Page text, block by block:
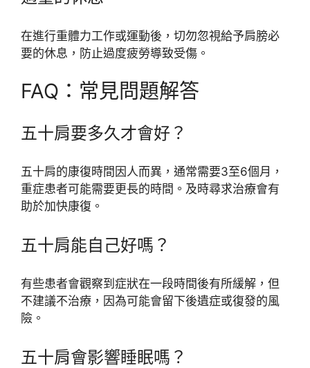
在進行重體力工作或運動後，切勿忽視給予肩膀必
要的休息，防止過度疲勞導致受傷。
FAQ：常見問題解答
五十肩要多久才會好？
五十肩的康復時間因人而異，通常需要3至6個月，
重症患者可能需要更長的時間。及時尋求治療會有
助於加快康復。
五十肩能自己好嗎？
有些患者會觀察到症狀在一段時間後有所緩解，但
不建議不治療，因為可能會留下後遺症或復發的風
險。
五十肩會影響睡眠嗎？